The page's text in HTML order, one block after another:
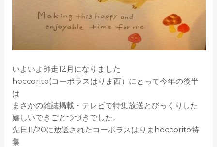
いよいよ師走12月になりました
hoccorito(コーポラスはりま西）にとって今年の後半
は
まさかの雑誌掲載・テレビで特集放送とびっくりした
嬉しいできごとつづきでした。
先日11/20に放送されたコーポラスはりまhoccorito特
集